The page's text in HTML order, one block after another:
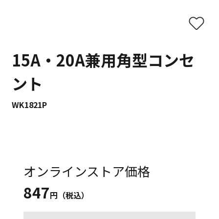
15A・20A兼用角型コンセ
ント
WK1821P
オンラインストア価格
847円（税込）